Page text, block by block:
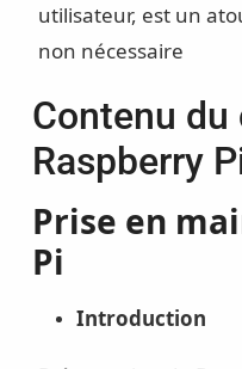
utilisateur, est un
non nécessaire
Contenu du
Raspberry
Prise en
Pi
Introduction